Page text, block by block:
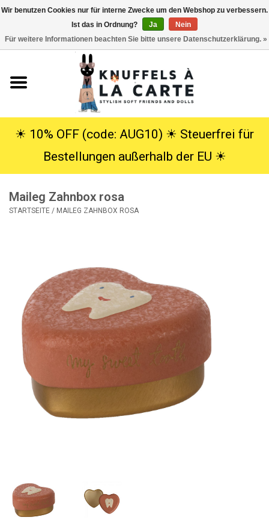
Kuscheltiere
SALE
Lookbooks
Marken
☀︎ 10% OFF (code: AUG10) ☀︎ Steuerfrei für
Bestellungen außerhalb der EU ☀︎
Maileg Zahnbox rosa
STARTSEITE / MAILEG ZAHNBOX ROSA
Wir benutzen Cookies nur für interne Zwecke um den Webshop zu verbessern.
Ist das in Ordnung?
Ja
Nein
Für weitere Informationen beachten Sie bitte unsere Datenschutzerklärung. »